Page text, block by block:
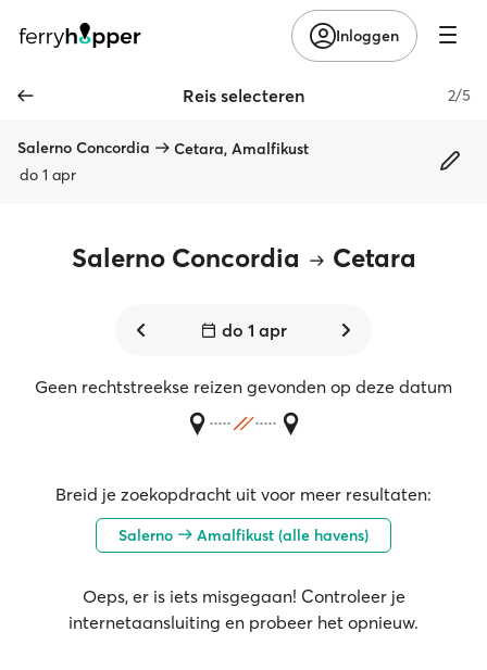
Inloggen
Reis selecteren 2/5
Salerno Concordia
Cetara, Amalfikust
do 1 apr
Salerno Concordia Cetara
do 1 apr
Geen rechtstreekse reizen gevonden op deze datum
Breid je zoekopdracht uit voor meer resultaten:
Salerno Amalfikust (alle havens)
Oeps, er is iets misgegaan! Controleer je
internetaansluiting en probeer het opnieuw.